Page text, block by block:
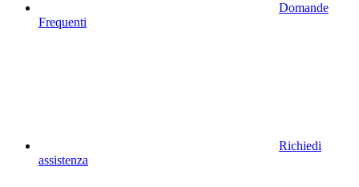
Domande
Frequenti
Richiedi
assistenza